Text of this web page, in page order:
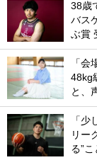
38歳
バス
ぶ賞
「
48kg
と、
「
リー
る”